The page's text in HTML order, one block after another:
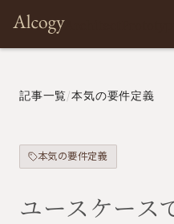
記事一覧/本気の要件定義
本気の要件定義
ユースケース